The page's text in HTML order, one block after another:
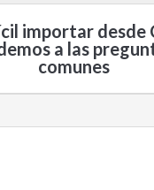
importar desde
a las
comunes